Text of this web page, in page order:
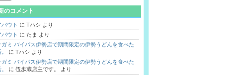
のコメント
バウト に Tハシ より
バウト に たま より
ガミ バイパス伊勢店で期間限定の伊勢うどんを食べた
に Tハシ より
ガミ バイパス伊勢店で期間限定の伊勢うどんを食べた
に 伍歩蔵店主です。
より